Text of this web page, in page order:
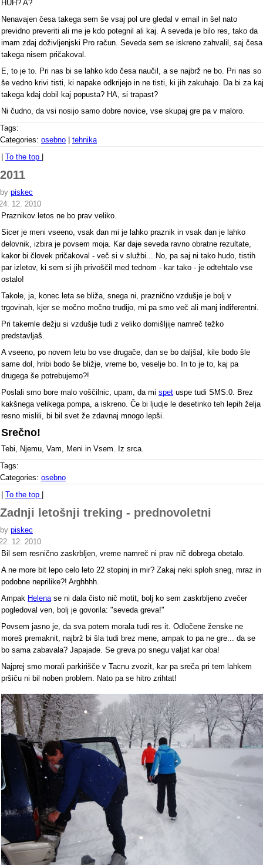
HUH? A?
Nenavajen česa takega sem še vsaj pol ure gledal v email in šel nato
previdno preveriti ali me je kdo potegnil ali kaj. A seveda je bilo res, tako da
imam zdaj doživljenjski Pro račun. Seveda sem se iskreno zahvalil, saj česa
takega nisem pričakoval.
E, to je to. Pri nas bi se lahko kdo česa naučil, a se najbrž ne bo. Pri nas so
še vedno krivi tisti, ki napake odkrijejo in ne tisti, ki jih zakuhajo. Da bi za kaj
takega kdaj dobil kaj popusta? HA, si trapast?
Ni čudno, da vsi nosijo samo dobre novice, vse skupaj gre pa v maloro.
Tags:
Categories: osebno | tehnika
| To the top |
2011
by piskec
12. 2010
Praznikov letos ne bo prav veliko.
Sicer je meni vseeno, vsak dan mi je lahko praznik in vsak dan je lahko
delovnik, izbira je povsem moja. Kar daje seveda ravno obratne rezultate,
kakor bi človek pričakoval - več si v službi... No, pa saj ni tako hudo, tistih
par izletov, ki sem si jih privoščil med tednom - kar tako - je odtehtalo vse
ostalo!
Takole, ja, konec leta se bliža, snega ni, praznično vzdušje je bolj v
trgovinah, kjer se močno močno trudijo, mi pa smo več ali manj indiferentni.
Pri takemle dežju si vzdušje tudi z veliko domišljije namreč težko
predstavljaš.
A vseeno, po novem letu bo vse drugače, dan se bo daljšal, kile bodo šle
same dol, hribi bodo še bližje, vreme bo, veselje bo. In to je to, kaj pa
drugega še potrebujemo?!
Poslali smo bore malo voščilnic, upam, da mi spet uspe tudi SMS:0. Brez
kakšnega velikega pompa, a iskreno. Če bi ljudje le desetinko teh lepih želja
resno mislili, bi bil svet že zdavnaj mnogo lepši.
Srečno!
Tebi, Njemu, Vam, Meni in Vsem. Iz srca.
Tags:
Categories: osebno
| To the top |
Zadnji letošnji treking - prednovoletni
by piskec
12. 2010
Bil sem resnično zaskrbljen, vreme namreč ni prav nič dobrega obetalo.
A ne more bit lepo celo leto 22 stopinj in mir? Zakaj neki sploh sneg, mraz in
podobne neprilike?! Arghhhh.
Ampak Helena se ni dala čisto nič motit, bolj ko sem zaskrbljeno zvečer
pogledoval ven, bolj je govorila: "seveda greva!"
Povsem jasno je, da sva potem morala tudi res it. Odločene ženske ne
moreš premaknit, najbrž bi šla tudi brez mene, ampak to pa ne gre... da se
bo sama zabavala? Japajade. Se greva po snegu valjat kar oba!
Najprej smo morali parkirišče v Tacnu zvozit, kar pa sreča pri tem lahkem
pršiču ni bil noben problem. Nato pa se hitro zrihtat!